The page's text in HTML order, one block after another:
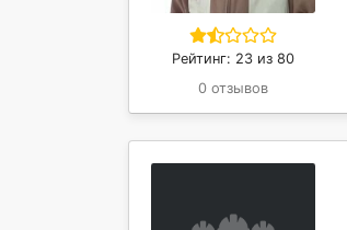
Рейтинг: 23 из 80
0 отзывов